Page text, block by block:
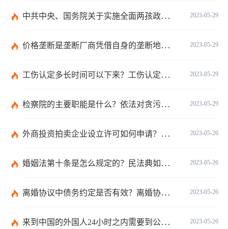
2023-05-29
中共中央、国务院关于实施全面两孩政策改革完善计划生育服务管理的决定第八条是什么内容？
2023-05-29
价格垄断是垄断厂商凭借自身的垄断地位吗？国家明令禁止的价格垄断协议行为有哪些？
2023-05-29
工伤认定多长时间可以下来？工伤认定是哪个部门认定？
2023-05-29
检察院的主要职能是什么？依法对贪污贿赂犯罪案件的刑罚标准是什么？
2023-05-26
外商投资拍卖企业设立许可如何申请？申请材料需要哪些？
2023-05-26
婚姻法第十条是怎么规定的？民法典如何认定共同生活？
2023-05-26
离婚协议中债务约定是否有效？离婚协议中有哪些约定事项？
2023-05-26
来到中国的外国人24小时之内需要到公安局办理什么手续吗？